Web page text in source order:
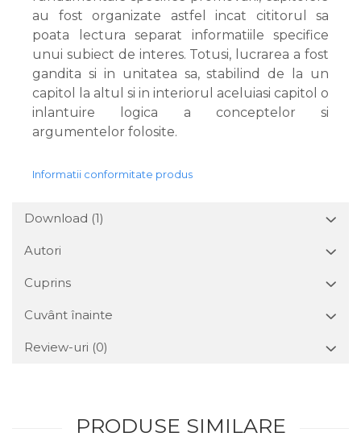
au fost organizate astfel incat cititorul sa
poata lectura separat informatiile specifice
unui subiect de interes. Totusi, lucrarea a fost
gandita si in unitatea sa, stabilind de la un
capitol la altul si in interiorul aceluiasi capitol o
inlantuire logica a conceptelor si
argumentelor folosite.
Informatii conformitate produs
Download (1)
Autori
Cuprins
Cuvânt înainte
Review-uri (0)
PRODUSE SIMILARE